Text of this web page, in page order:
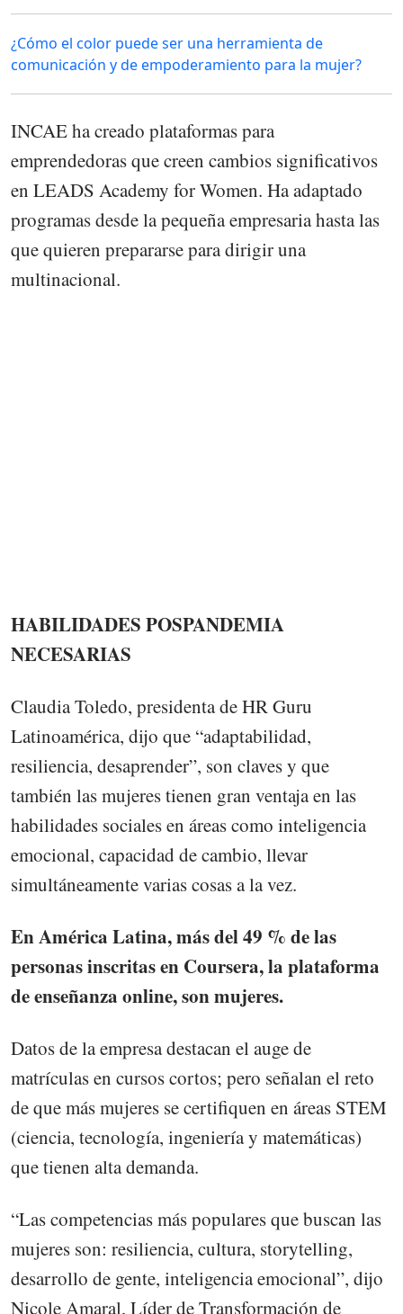
¿Cómo el color puede ser una herramienta de
comunicación y de empoderamiento para la mujer?
INCAE ha creado plataformas para
emprendedoras que creen cambios significativos
en LEADS Academy for Women. Ha adaptado
programas desde la pequeña empresaria hasta las
que quieren prepararse para dirigir una
multinacional.
HABILIDADES POSPANDEMIA
NECESARIAS
Claudia Toledo, presidenta de HR Guru
Latinoamérica, dijo que “adaptabilidad,
resiliencia, desaprender”, son claves y que
también las mujeres tienen gran ventaja en las
habilidades sociales en áreas como inteligencia
emocional, capacidad de cambio, llevar
simultáneamente varias cosas a la vez.
En América Latina, más del 49 % de las
personas inscritas en Coursera, la plataforma
de enseñanza online, son mujeres.
Datos de la empresa destacan el auge de
matrículas en cursos cortos; pero señalan el reto
de que más mujeres se certifiquen en áreas STEM
(ciencia, tecnología, ingeniería y matemáticas)
que tienen alta demanda.
“Las competencias más populares que buscan las
mujeres son: resiliencia, cultura, storytelling,
desarrollo de gente, inteligencia emocional”, dijo
Nicole Amaral, Líder de Transformación de